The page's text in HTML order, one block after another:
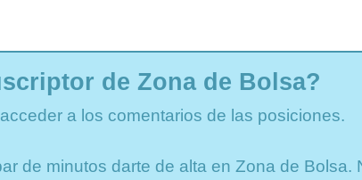
de Zona de Bolsa?
a los comentarios de las posiciones.
de minutos darte de alta en Zona de Bolsa.